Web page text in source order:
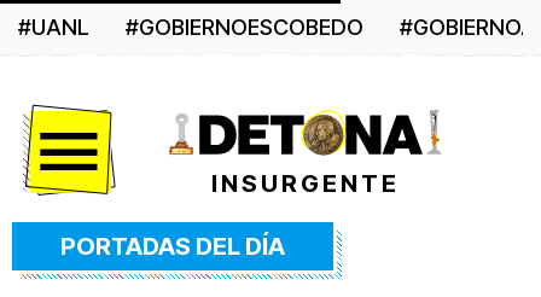
#UANL #GOBIERNOESCOBEDO
INSURGENTE
PORTADAS DEL DÍA